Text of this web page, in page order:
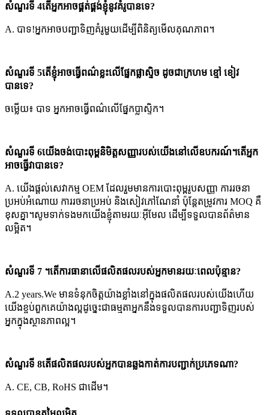
សំណួរទី 4តើអ្នកអាចផ្គត់ផ្គង់ខ្ញុំនូវគំរូបានទេ?
A. បាទ!អ្នកអាចបញ្ជាទិញគំរូមួយដើម្បីពិនិត្យមើលគុណភាព។
សំណួរទី 5តើខ្ញុំអាចធ្វើពណ៌ខ្លះលើផ្នែកផ្លាស្ទិច ដូចជាក្រហម ខ្មៅ ខៀវ
បានទេ?
ចម្លើយ៖ បាទ អ្នកអាចធ្វើពណ៌លើផ្នែកប្លាស្ទិក។
សំណួរទី 6យើងចង់បោះពុម្ពនិមិត្តសញ្ញារបស់យើងនៅលើឧបករណ៍។តើអ្នក
អាចធ្វើវាបានទេ?
A. យើងផ្តល់សេវាកម្ម OEM ដែលរួមមានការបោះពុម្ពរូបសញ្ញា ការរចនា
ប្រអប់អំណោយ ការរចនាប្រអប់ និងសៀវភៅណែនាំ ប៉ុន្តែតម្រូវការ MOQ គឺ
ខុសគ្នា។សូមទាក់ទងមកយើងខ្ញុំតាមរយៈអ៊ីមែល ដើម្បីទទួលបានព័ត៌មាន
លម្អិត។
សំណួរទី 7 ។តើការធានាលើផលិតផលរបស់អ្នកមានរយៈពេលប៉ុន្មាន?
A.2 years.We មានទំនុកចិត្តយ៉ាងខ្លាំងនៅក្នុងផលិតផលរបស់យើងហើយ
យើងខ្ចប់ពួកគេយ៉ាងល្អដូច្នេះជាធម្មតាអ្នកនឹងទទួលបានការបញ្ជាទិញរបស់
អ្នកក្នុងស្ថានភាពល្អ។
សំណួរទី 8តើ​ផលិតផល​របស់​អ្នក​បាន​ឆ្លង​កាត់​ការ​បញ្ជាក់​ប្រភេទ​ណា?
A. CE, CB, RoHS ជាដើម។